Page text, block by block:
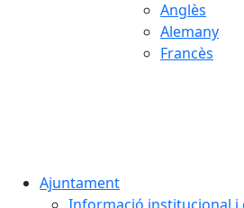
Anglès
Alemany
Francès
Ajuntament